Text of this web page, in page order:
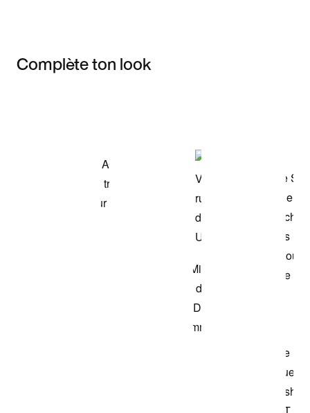
Complète ton look